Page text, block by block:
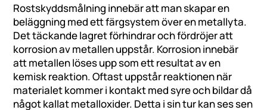
Rostskyddsmålning innebär att man skapar en
beläggning med ett färgsystem över en metallyta.
Det täckande lagret förhindrar och fördröjer att
korrosion av metallen uppstår. Korrosion innebär
att metallen löses upp som ett resultat av en
kemisk reaktion. Oftast uppstår reaktionen när
materialet kommer i kontakt med syre och bildar då
något kallat metalloxider. Detta i sin tur kan ses sen